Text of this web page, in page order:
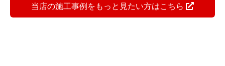
当店の施工事例をもっと見たい方はこちら